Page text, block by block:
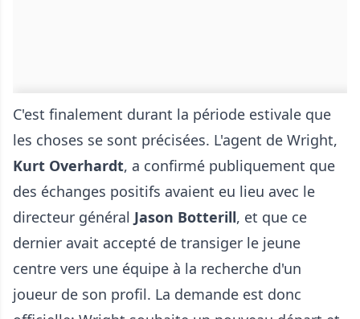
C'est finalement durant la période estivale que
les choses se sont précisées. L'agent de Wright,
Kurt Overhardt, a confirmé publiquement que
des échanges positifs avaient eu lieu avec le
directeur général Jason Botterill, et que ce
dernier avait accepté de transiger le jeune
centre vers une équipe à la recherche d'un
joueur de son profil. La demande est donc